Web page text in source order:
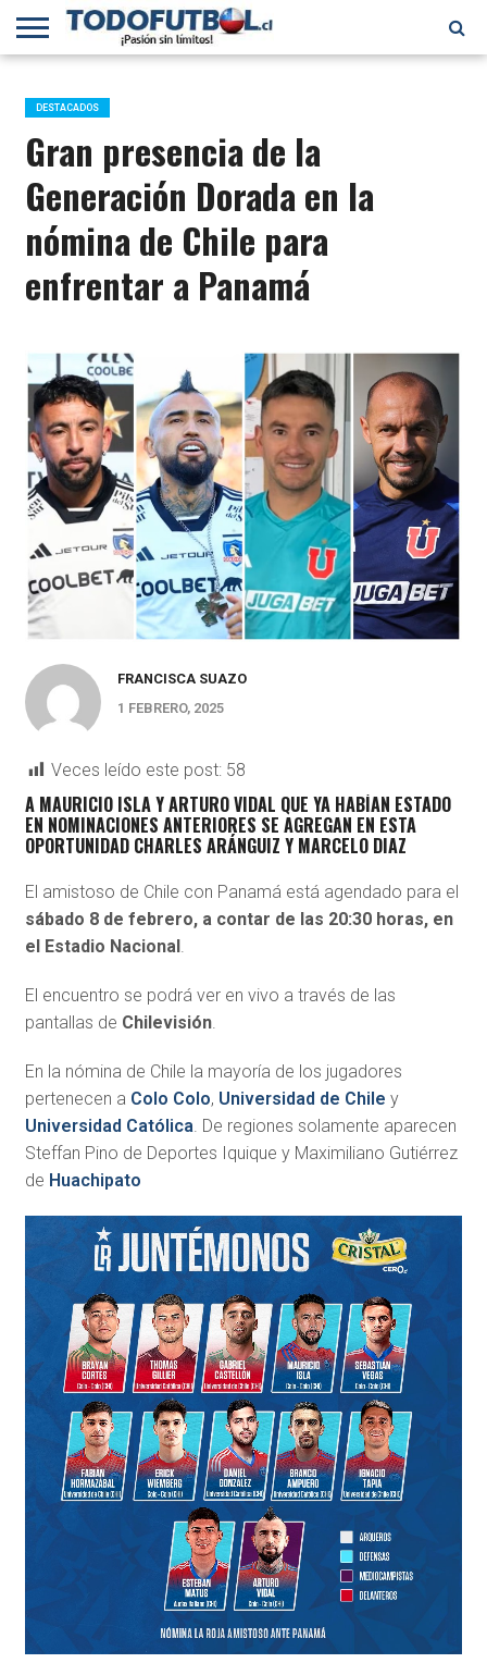
PRIMERA
B
SELECCIÓN
CHILENA
CHILENOS
EN EL
MUNDO
FÚTBOL
INTERNACIONAL
DESTACADOS
Gran presencia de la
Generación Dorada en la
nómina de Chile para
enfrentar a Panamá
FRANCISCA SUAZO
1 FEBRERO, 2025
Veces leído este post: 58
A MAURICIO ISLA Y ARTURO VIDAL QUE YA HABÍAN ESTADO
EN NOMINACIONES ANTERIORES SE AGREGAN EN ESTA
OPORTUNIDAD CHARLES ARÁNGUIZ Y MARCELO DIAZ
El amistoso de Chile con Panamá está agendado para el
sábado 8 de febrero, a contar de las 20:30 horas, en
el Estadio Nacional .
El encuentro se podrá ver en vivo a través de las
pantallas de Chilevisión.
En la nómina de Chile la mayoría de los jugadores
pertenecen a Colo Colo, Universidad de Chile y
Universidad Católica. De regiones solamente aparecen
Steffan Pino de Deportes Iquique y Maximiliano Gutiérrez
de Huachipato